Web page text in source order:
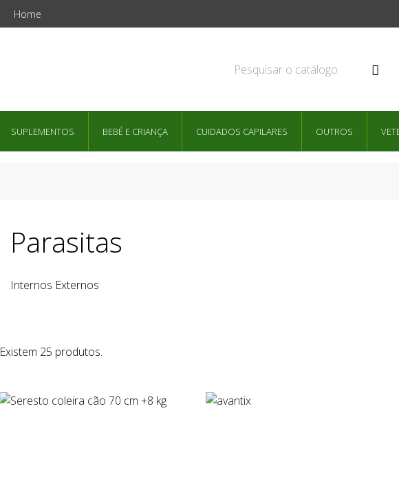
Home

SUPLEMENTOS BEBÉ E CRIANÇA CUIDADOS CAPILARES OUTROS
Parasitas
Internos Externos
Existem 25 produtos.